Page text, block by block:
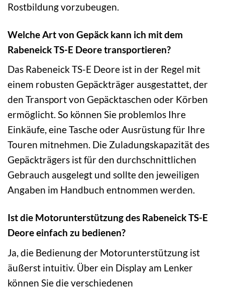
Rostbildung vorzubeugen.
Welche Art von Gepäck kann ich mit dem
Rabeneick TS-E Deore transportieren?
Das Rabeneick TS-E Deore ist in der Regel mit
einem robusten Gepäckträger ausgestattet, der
den Transport von Gepäcktaschen oder Körben
ermöglicht. So können Sie problemlos Ihre
Einkäufe, eine Tasche oder Ausrüstung für Ihre
Touren mitnehmen. Die Zuladungskapazität des
Gepäckträgers ist für den durchschnittlichen
Gebrauch ausgelegt und sollte den jeweiligen
Angaben im Handbuch entnommen werden.
Ist die Motorunterstützung des Rabeneick TS-E
Deore einfach zu bedienen?
Ja, die Bedienung der Motorunterstützung ist
äußerst intuitiv. Über ein Display am Lenker
können Sie die verschiedenen